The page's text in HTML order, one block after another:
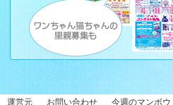
運営元 お問い合わせ 今週のマンボウ